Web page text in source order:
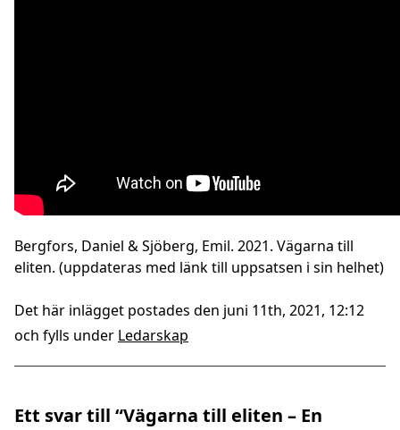
Bergfors, Daniel & Sjöberg, Emil. 2021. Vägarna till
eliten. (uppdateras med länk till uppsatsen i sin helhet)
Det här inlägget postades den juni 11th, 2021, 12:12
och fylls under Ledarskap
Ett svar till “Vägarna till eliten – En